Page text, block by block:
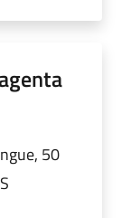
50